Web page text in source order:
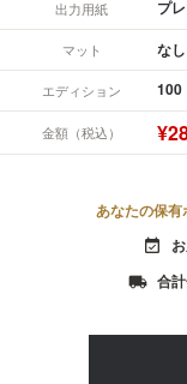
出力用紙 プ
マット なし
エディション 100
金額（税込）
あなたの保
event_available
local_shipping 合